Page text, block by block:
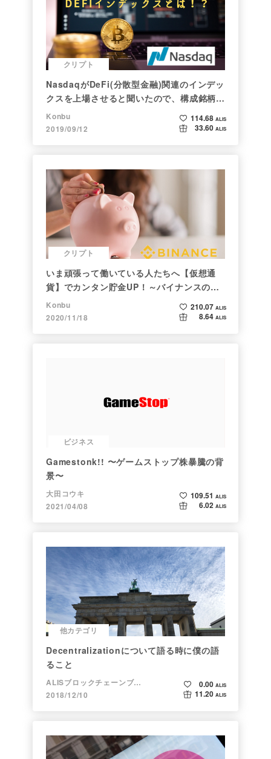
クリプト
NasdaqがDeFi(分散型金融)関連のインデッ
クスを上場させると聞いたので、構成銘柄を
調べてみた
Konbu
2019/09/12
114.68 ALIS
33.60 ALIS
クリプト
いま頑張って働いている人たちへ【仮想通
貨】でカンタン貯金UP！～バイナンスの使
い方初心者編～
Konbu
2020/11/18
210.07 ALIS
8.64 ALIS
ビジネス
Gamestonk!! 〜ゲームストップ株暴騰の背
景〜
大田コウキ
2021/04/08
109.51 ALIS
6.02 ALIS
他カテゴリ
Decentralizationについて語る時に僕の語
ること
ALISブロックチェーンブログ
2018/12/10
0.00 ALIS
11.20 ALIS